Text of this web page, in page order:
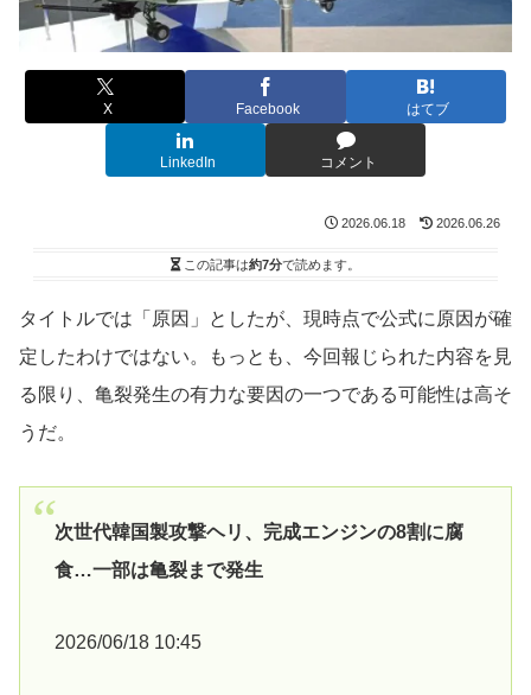
X Facebook はてブ
LinkedIn コメント
2026.06.18 2026.06.26
この記事は約7分で読めます。
タイトルでは「原因」としたが、現時点で公式に原因が確
定したわけではない。もっとも、今回報じられた内容を見
る限り、亀裂発生の有力な要因の一つである可能性は高そ
うだ。
次世代韓国製攻撃ヘリ、完成エンジンの8割に腐
食…一部は亀裂まで発生
2026/06/18 10:45